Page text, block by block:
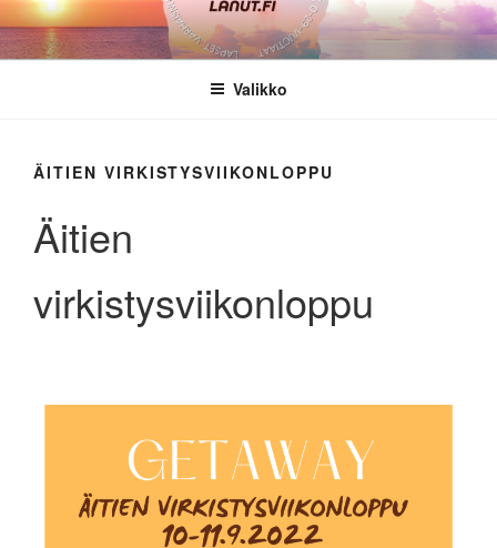
Siirry
sisältöön
Valikko
ÄITIEN VIRKISTYSVIIKONLOPPU
Äitien
virkistysviikonloppu